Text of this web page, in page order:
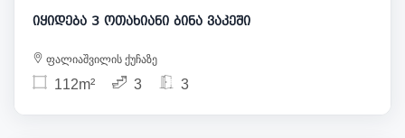
იყიდება 3 ოთახიანი ბინა ვაკეში
ფალიაშვილის ქუჩაზე
112m² 3 3